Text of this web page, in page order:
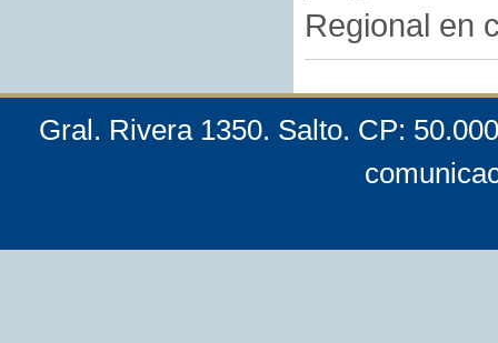
Regional en
Gral. Rivera 1350. Salto. CP: